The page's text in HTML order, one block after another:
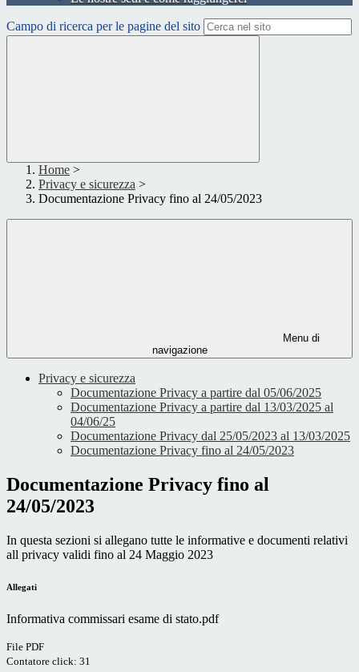
Campo di ricerca per le pagine del sito
Home >
Privacy e sicurezza >
Documentazione Privacy fino al 24/05/2023
Menu di
navigazione
Privacy e sicurezza
Documentazione Privacy a partire dal 05/06/2025
Documentazione Privacy a partire dal 13/03/2025 al
04/06/25
Documentazione Privacy dal 25/05/2023 al 13/03/2025
Documentazione Privacy fino al 24/05/2023
Documentazione Privacy fino al
24/05/2023
In questa sezioni si allegano tutte le informative e documenti relativi
all privacy validi fino al 24 Maggio 2023
Allegati
Informativa commissari esame di stato.pdf
File PDF
Contatore click: 31